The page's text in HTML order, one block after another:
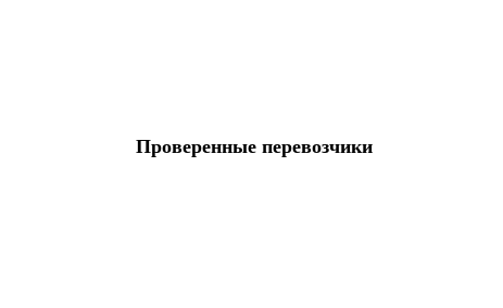
Проверенные перевозчики